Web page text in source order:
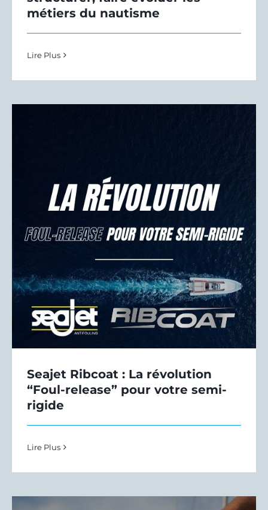
métiers du nautisme
Lire Plus
Seajet Ribcoat : La révolution
“Foul-release” pour votre semi-
rigide
Lire Plus